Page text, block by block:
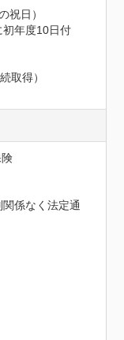
祝日）
初年度10日付
取得）
係なく法定通